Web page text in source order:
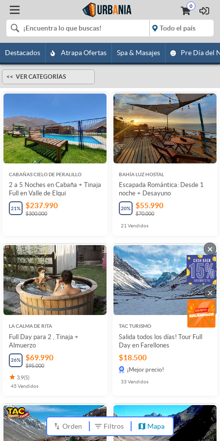
0
Destacados Atrapa Ofertas Spa & Masajes Pre Día del
VER CATEGORÍAS
CABAÑAS CIELO DE PERALILLO
2 a 5 Noches en Cabaña + Tinaja
Full en Valle de Elqui
21% $237.990
$300.000
BAHÍA LUZ HOSTAL
Escapada Romántica: Desde 1
noche + Desayuno
20% $55.990
$70.000
21 Vendidos
LA CALMA DE RITA
Full Day para 2 , Tinaja +
Almuerzo
26% $69.990
$95.000
3.9(5)
45 Vendidos
TAC TURISMO
Salida todos los días! Tour Full
Day en Farellones
$18.500
¡Mejor precio!
33Vendidos
Orden Filtros Mapa
×
×